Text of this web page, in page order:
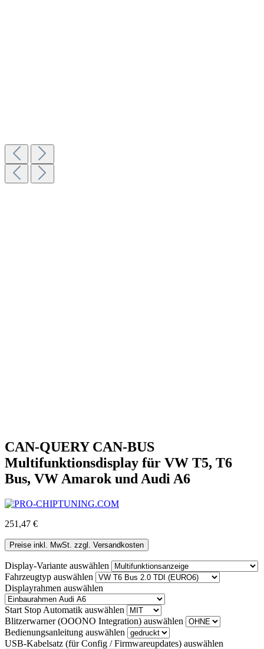
CAN-QUERY CAN-BUS
Multifunktionsdisplay für VW T5, T6
Bus, VW Amarok und Audi A6
251,47 €
Preise inkl. MwSt. zzgl. Versandkosten
Display-Variante auswählen
Fahrzeugtyp auswählen
Displayrahmen auswählen
Start Stop Automatik auswählen
Blitzerwarner (OOONO Integration) auswählen
Bedienungsanleitung auswählen
USB-Kabelsatz (für Config / Firmwareupdates) auswählen